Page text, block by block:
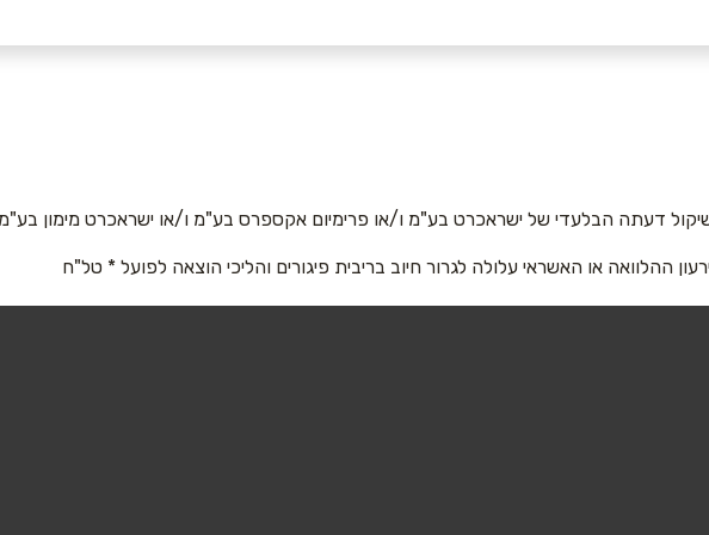
דעתה הבלעדי של ישראכרט בע"מ ו/או פרימיום אקספרס בע"מ ו/או ישראכרט מימון
ההלוואה או האשראי עלולה לגרור חיוב בריבית פיגורים והליכי הוצאה לפועל * טל"ח